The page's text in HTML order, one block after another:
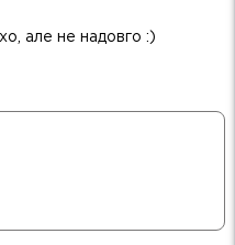
але не надовго :)